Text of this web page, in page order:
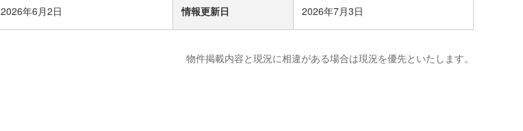
2026年6月2日 情報更新日 2026年7月3日
物件掲載内容と現況に相違がある場合は現況を優先といたします。